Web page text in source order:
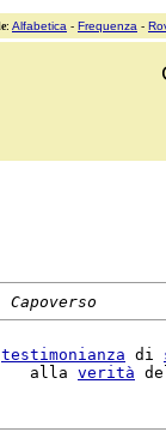
: Alfabetica - Frequenza -
testimonianza di
alla verità